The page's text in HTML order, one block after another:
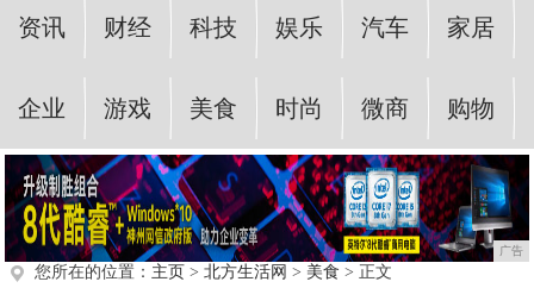
资讯 财经 科技 娱乐 汽车 家居
企业 游戏 美食 时尚 微商 购物
广告
您所在的位置： 主页 > 北方生活网 > 美食 > 正文